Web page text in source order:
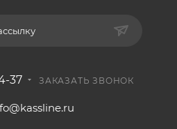
37 ЗАКАЗАТЬ ЗВОНОК